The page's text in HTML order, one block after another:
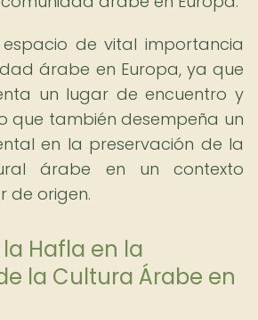
de vital importancia
árabe en Europa, ya que
un lugar de encuentro y
que también desempeña un
en la preservación de la
árabe en un contexto
de origen.
Hafla en la
la Cultura Árabe en